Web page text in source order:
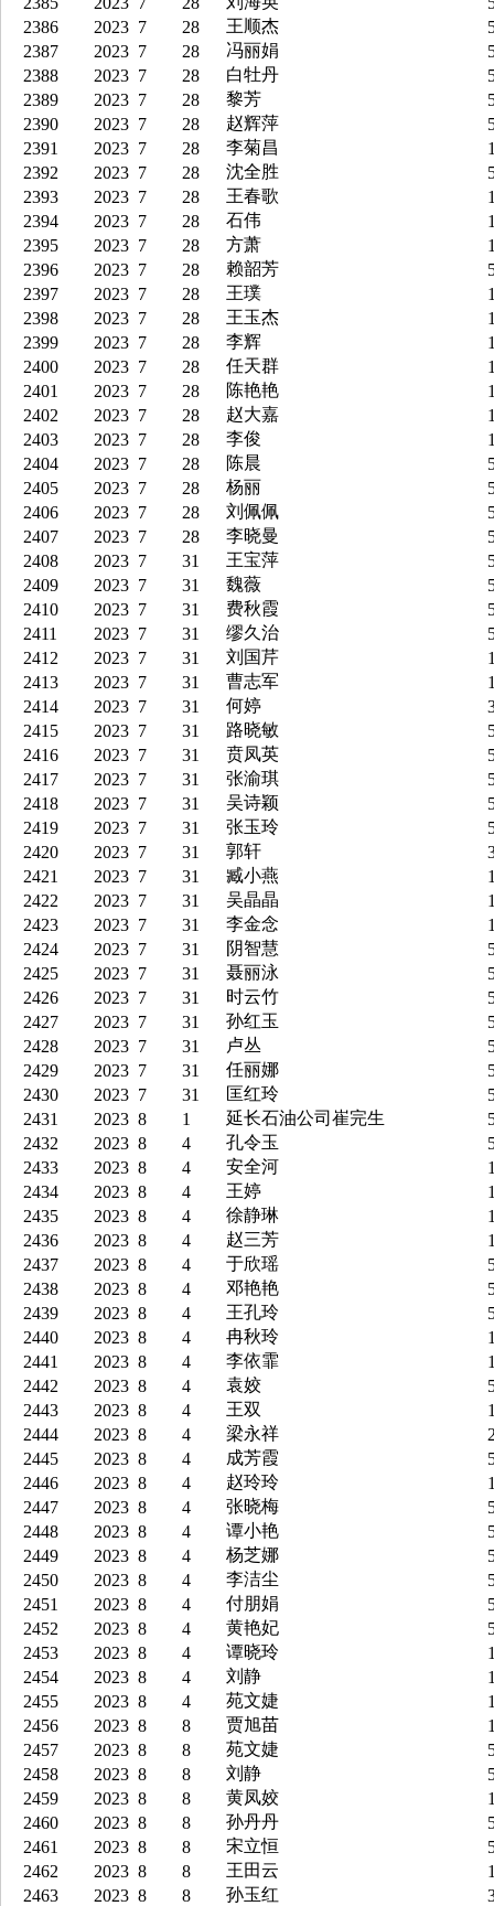
2386
2023 7 28 王顺杰
2387
2023 7 28 冯丽娟
2388
2023 7 28 白牡丹
2389
2023 7 28 黎芳
2390
2023 7 28 赵辉萍
2391
2023 7 28 李菊昌
2392
2023 7 28 沈全胜
2393
2023 7 28 王春歌
2394
2023 7 28 石伟
2395
2023 7 28 方萧
2396
2023 7 28 赖韶芳
2397
2023 7 28 王璞
2398
2023 7 28 王玉杰
2399
2023 7 28 李辉
2400
2023 7 28 任天群
2401
2023 7 28 陈艳艳
2402
2023 7 28 赵大嘉
2403
2023 7 28 李俊
2404
2023 7 28 陈晨
2405
2023 7 28 杨丽
2406
2023 7 28 刘佩佩
2407
2023 7 28 李晓曼
2408
2023 7 31 王宝萍
2409
2023 7 31 魏薇
2410
2023 7 31 费秋霞
2411
2023 7 31 缪久治
2412
2023 7 31 刘国芹
2413
2023 7 31 曹志军
2414
2023 7 31 何婷
2415
2023 7 31 路晓敏
2416
2023 7 31 贲凤英
2417
2023 7 31 张渝琪
2418
2023 7 31 吴诗颖
2419
2023 7 31 张玉玲
2420
2023 7 31 郭轩
2421
2023 7 31 臧小燕
2422
2023 7 31 吴晶晶
2423
2023 7 31 李金念
2424
2023 7 31 阴智慧
2425
2023 7 31 聂丽泳
2426
2023 7 31 时云竹
2427
2023 7 31 孙红玉
2428
2023 7 31 卢丛
2429
2023 7 31 任丽娜
2430
2023 7 31 匡红玲
2431
2023 8 1 延长石油公司崔完生
2432
2023 8 4 孔令玉
2433
2023 8 4 安全河
2434
2023 8 4 王婷
2435
2023 8 4 徐静琳
2436
2023 8 4 赵三芳
2437
2023 8 4 于欣瑶
2438
2023 8 4 邓艳艳
2439
2023 8 4 王孔玲
2440
2023 8 4 冉秋玲
2441
2023 8 4 李依霏
2442
2023 8 4 袁姣
2443
2023 8 4 王双
2444
2023 8 4 梁永祥
2445
2023 8 4 成芳霞
2446
2023 8 4 赵玲玲
2447
2023 8 4 张晓梅
2448
2023 8 4 谭小艳
2449
2023 8 4 杨芝娜
2450
2023 8 4 李洁尘
2451
2023 8 4 付朋娟
2452
2023 8 4 黄艳妃
2453
2023 8 4 谭晓玲
2454
2023 8 4 刘静
2455
2023 8 4 苑文婕
2456
2023 8 8 贾旭苗
2457
2023 8 8 苑文婕
2458
2023 8 8 刘静
2459
2023 8 8 黄凤姣
2460
2023 8 8 孙丹丹
2461
2023 8 8 宋立恒
2462
2023 8 8 王田云
2463
2023 8 8 孙玉红